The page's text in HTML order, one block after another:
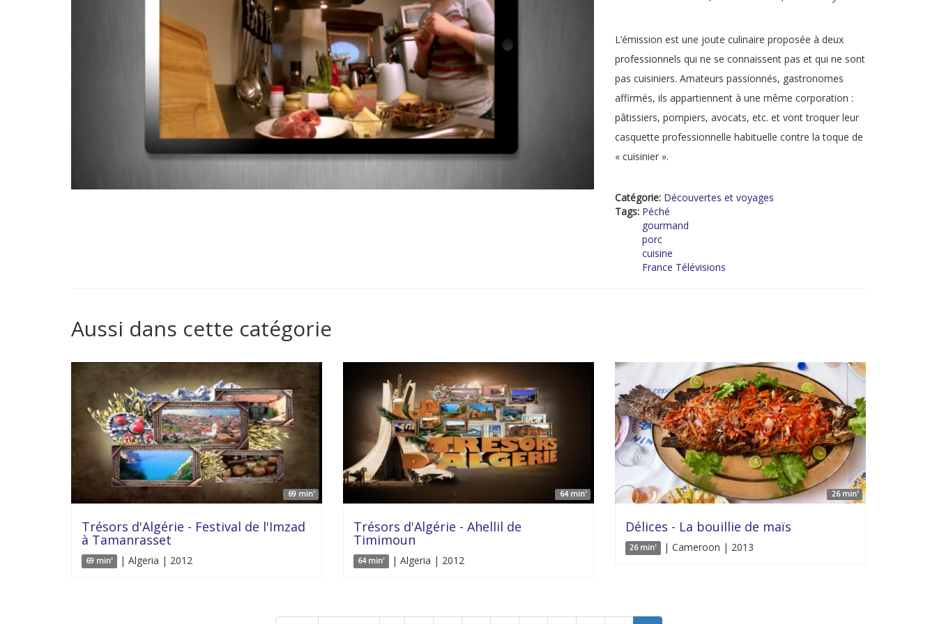
L’émission est une joute culinaire proposée à deux
professionnels qui ne se connaissent pas et qui ne sont
pas cuisiniers. Amateurs passionnés, gastronomes
affirmés, ils appartiennent à une même corporation :
pâtissiers, pompiers, avocats, etc. et vont troquer leur
casquette professionnelle habituelle contre la toque de
« cuisinier ».
Catégorie: Découvertes et voyages
Tags: Péché
gourmand
porc
cuisine
France Télévisions
Aussi dans cette catégorie
69 min'
Trésors d'Algérie - Festival de l'Imzad
à Tamanrasset
69 min' | Algeria | 2012
64 min'
Trésors d'Algérie - Ahellil de
Timimoun
64 min' | Algeria | 2012
26 min'
Délices - La bouillie de maïs
26 min' | Cameroon | 2013